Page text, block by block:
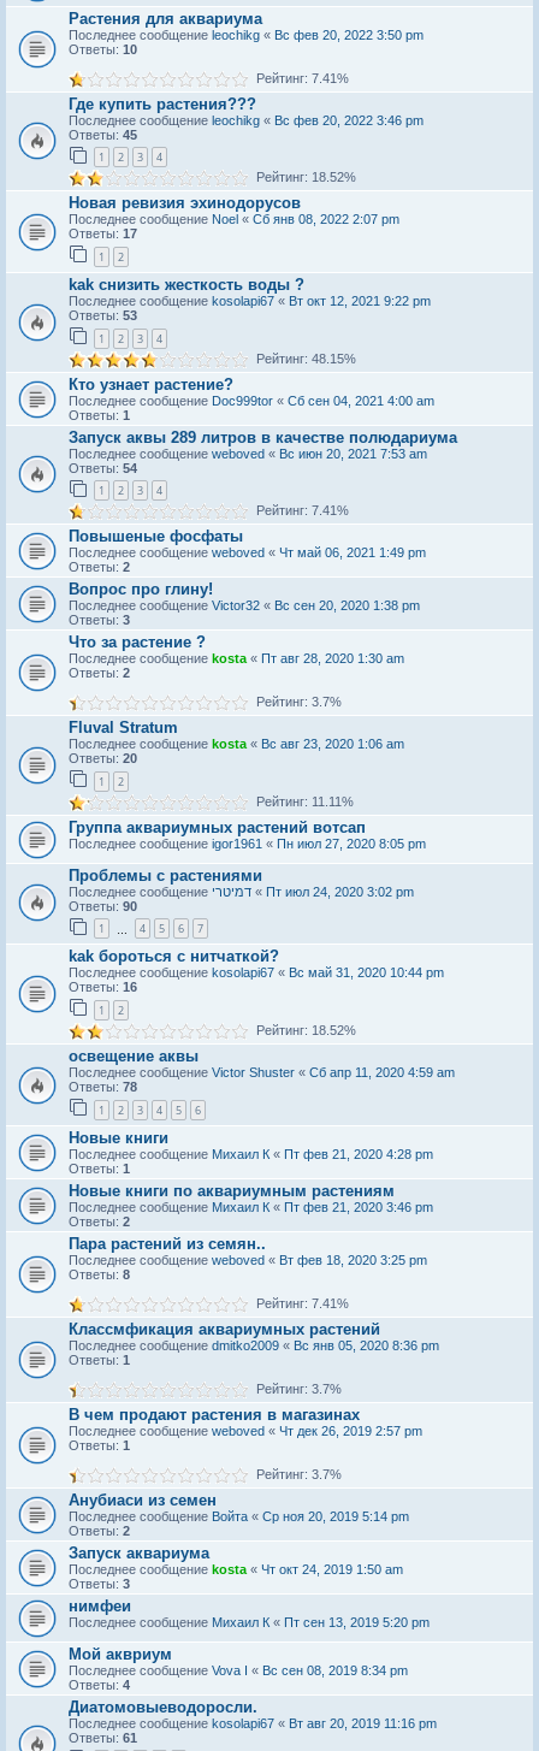
Растения для аквариума
Последнее сообщение leochikg « Вс фев 20, 2022 3:50 pm
Ответы: 10
Рейтинг: 7.41%
Где купить растения???
Последнее сообщение leochikg « Вс фев 20, 2022 3:46 pm
Ответы: 45
1 2 3 4
Рейтинг: 18.52%
Новая ревизия эхинодорусов
Последнее сообщение Noel « Сб янв 08, 2022 2:07 pm
Ответы: 17
1 2
kak снизить жeсткость воды ?
Последнее сообщение kosolapi67 « Вт окт 12, 2021 9:22 pm
Ответы: 53
1 2 3 4
Рейтинг: 48.15%
Кто узнает растение?
Последнее сообщение Doc999tor « Сб сен 04, 2021 4:00 am
Ответы: 1
Запуск аквы 289 литров в качестве полюдариума
Последнее сообщение weboved « Вс июн 20, 2021 7:53 am
Ответы: 54
1 2 3 4
Рейтинг: 7.41%
Повышеные фосфаты
Последнее сообщение weboved « Чт май 06, 2021 1:49 pm
Ответы: 2
Вопрос про глину!
Последнее сообщение Victor32 « Вс сен 20, 2020 1:38 pm
Ответы: 3
Что за растение ?
Последнее сообщение kosta « Пт авг 28, 2020 1:30 am
Ответы: 2
Рейтинг: 3.7%
Fluval Stratum
Последнее сообщение kosta « Вс авг 23, 2020 1:06 am
Ответы: 20
1 2
Рейтинг: 11.11%
Группа аквариумных растений вотсап
Последнее сообщение igor1961 « Пн июл 27, 2020 8:05 pm
Проблемы с растениями
Последнее сообщение דמיטרי « Пт июл 24, 2020 3:02 pm
Ответы: 90
1 4 5 6 7
kak бороться с нитчаткой?
Последнее сообщение kosolapi67 « Вс май 31, 2020 10:44 pm
Ответы: 16
1 2
Рейтинг: 18.52%
освещение аквы
Последнее сообщение Victor Shuster « Сб апр 11, 2020 4:59 am
Ответы: 78
1 2 3 4 5 6
Новые книги
Последнее сообщение Михаил К « Пт фев 21, 2020 4:28 pm
Ответы: 1
Новые книги по аквариумным растениям
Последнее сообщение Михаил К « Пт фев 21, 2020 3:46 pm
Ответы: 2
Пара растений из семян..
Последнее сообщение weboved « Вт фев 18, 2020 3:25 pm
Ответы: 8
Рейтинг: 7.41%
Классмфикация аквариумных растений
Последнее сообщение dmitko2009 « Вс янв 05, 2020 8:36 pm
Ответы: 1
Рейтинг: 3.7%
В чем продают растения в магазинах
Последнее сообщение weboved « Чт дек 26, 2019 2:57 pm
Ответы: 1
Рейтинг: 3.7%
Анубиаси из семен
Последнее сообщение Войта « Ср ноя 20, 2019 5:14 pm
Ответы: 2
Запуск аквариума
Последнее сообщение kosta « Чт окт 24, 2019 1:50 am
Ответы: 3
нимфеи
Последнее сообщение Михаил К « Пт сен 13, 2019 5:20 pm
Мой аквриум
Последнее сообщение Vova I « Вс сен 08, 2019 8:34 pm
Ответы: 4
Диатомовыeводоросли.
Последнее сообщение kosolapi67 « Вт авг 20, 2019 11:16 pm
Ответы: 61